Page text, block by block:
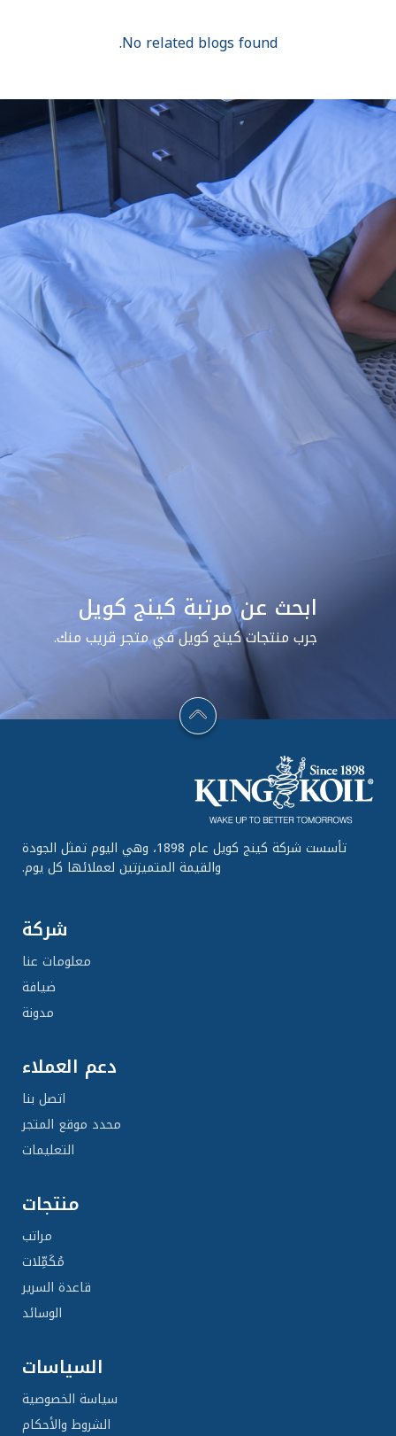
No related blogs found.
ابحث عن مرتبة كينج كويل
جرب منتجات كينج كويل في متجر قريب منك.
تأسست شركة كينج كويل عام 1898، وهي اليوم تمثل الجودة
والقيمة المتميزتين لعملائها كل يوم.
شركة
معلومات عنا
ضيافة
مدونة
دعم العملاء
اتصل بنا
محدد موقع المتجر
التعليمات
منتجات
مراتب
مُكَمِّلات
قاعدة السرير
الوسائد
السياسات
سياسة الخصوصية
الشروط والأحكام